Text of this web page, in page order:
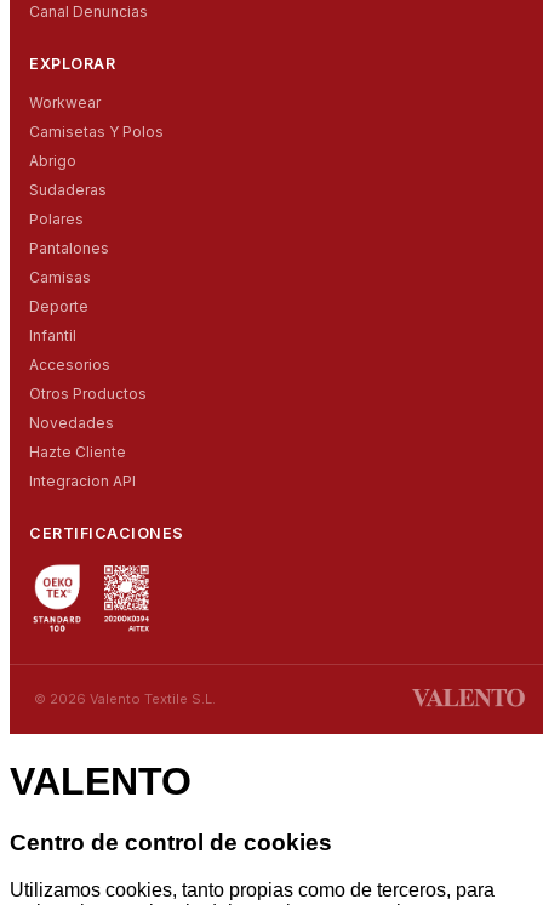
Canal Denuncias
EXPLORAR
Workwear
Camisetas Y Polos
Abrigo
Sudaderas
Polares
Pantalones
Camisas
Deporte
Infantil
Accesorios
Otros Productos
Novedades
Hazte Cliente
Integracion API
CERTIFICACIONES
© 2026 Valento Textile S.L.
VALENTO
Centro de control de cookies
Utilizamos cookies, tanto propias como de terceros, para